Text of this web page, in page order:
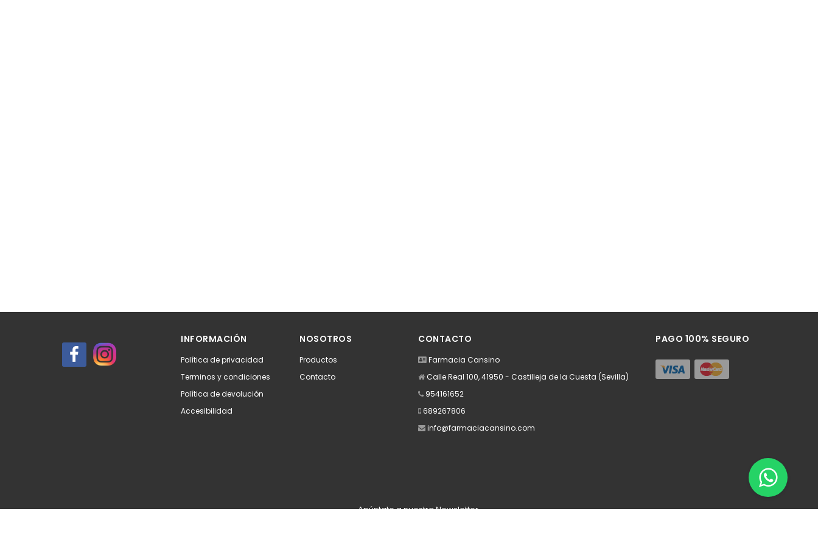
INFORMACIÓN
Política de privacidad
Terminos y condiciones
Política de devolución
Accesibilidad
NOSOTROS
Productos
Contacto
CONTACTO
Farmacia Cansino
Calle Real 100, 41950 - Castilleja de la Cuesta (Sevilla)
954161652
689267806
info@farmaciacansino.com
PAGO 100% SEGURO
Apúntate a nuestra Newsletter